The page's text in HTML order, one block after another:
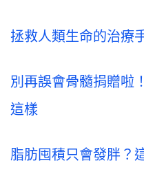
拯救人類生命的治療
別再誤會骨髓捐贈啦
這樣
脂肪囤積只會發胖？